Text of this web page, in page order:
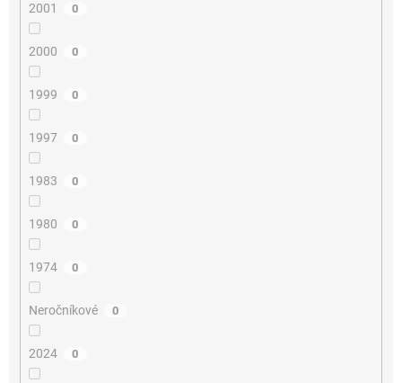
2001 0
2000 0
1999 0
1997 0
1983 0
1980 0
1974 0
Neročníkové 0
2024 0